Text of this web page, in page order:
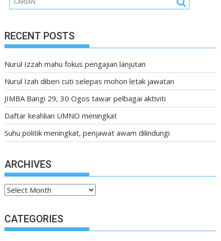
RECENT POSTS
Nurul Izzah mahu fokus pengajian lanjutan
Nurul Izah diberi cuti selepas mohon letak jawatan
JIMBA Bangi 29, 30 Ogos tawar pelbagai aktiviti
Daftar keahlian UMNO meningkat
Suhu politik meningkat, penjawat awam dilindungi
ARCHIVES
Archives
CATEGORIES